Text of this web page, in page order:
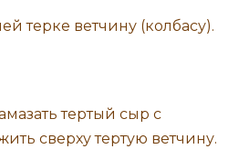
терке ветчину (колбасу).
тертый сыр с
сверху тертую ветчину.